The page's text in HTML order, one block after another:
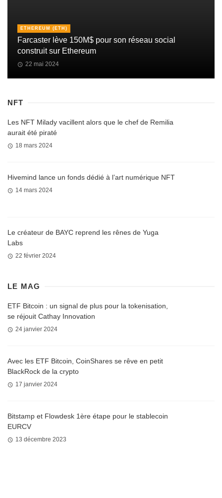
ETHEREUM (ETH)
Farcaster lève 150M$ pour son réseau social
construit sur Ethereum
22 mai 2024
NFT
Les NFT Milady vacillent alors que le chef de Remilia
aurait été piraté
18 mars 2024
Hivemind lance un fonds dédié à l’art numérique NFT
14 mars 2024
Le créateur de BAYC reprend les rênes de Yuga
Labs
22 février 2024
LE MAG
ETF Bitcoin : un signal de plus pour la tokenisation,
se réjouit Cathay Innovation
24 janvier 2024
Avec les ETF Bitcoin, CoinShares se rêve en petit
BlackRock de la crypto
17 janvier 2024
Bitstamp et Flowdesk 1ère étape pour le stablecoin
EURCV
13 décembre 2023